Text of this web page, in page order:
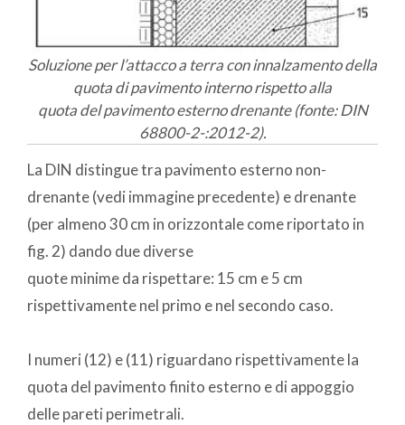
Soluzione per l’attacco a terra con innalzamento della
quota di pavimento interno rispetto alla
quota del pavimento esterno drenante (fonte: DIN
68800-2-:2012-2).
La DIN distingue tra pavimento esterno non-
drenante (vedi immagine precedente) e drenante
(per almeno 30 cm in orizzontale come riportato in
fig. 2) dando due diverse
quote minime da rispettare: 15 cm e 5 cm
rispettivamente nel primo e nel secondo caso.
I numeri (12) e (11) riguardano rispettivamente la
quota del pavimento finito esterno e di appoggio
delle pareti perimetrali.